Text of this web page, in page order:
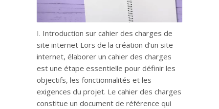
I. Introduction sur cahier des charges de
site internet Lors de la création d’un site
internet, élaborer un cahier des charges
est une étape essentielle pour définir les
objectifs, les fonctionnalités et les
exigences du projet. Le cahier des charges
constitue un document de référence qui